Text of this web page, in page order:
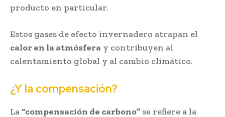
producto en particular.
Estos gases de efecto invernadero atrapan el
calor en la atmósfera y contribuyen al
calentamiento global y al cambio climático.
¿Y la compensación?
La“compensación de carbono” se refiere a la